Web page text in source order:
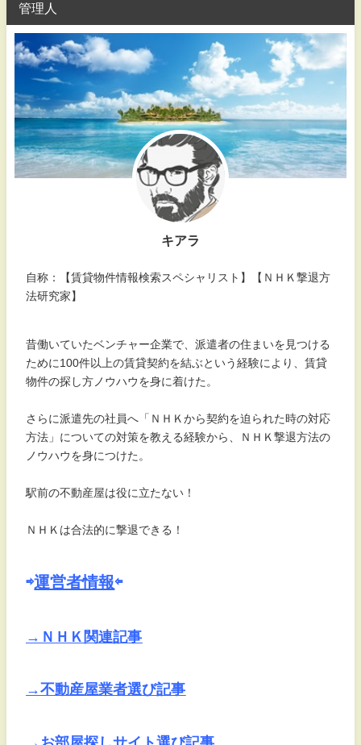
管理人
キアラ
自称：【賃貸物件情報検索スペシャリスト】【ＮＨＫ撃退方
法研究家】
昔働いていたベンチャー企業で、派遣者の住まいを見つける
ために100件以上の賃貸契約を結ぶという経験により、賃貸
物件の探し方ノウハウを身に着けた。
さらに派遣先の社員へ「ＮＨＫから契約を迫られた時の対応
方法」についての対策を教える経験から、ＮＨＫ撃退方法の
ノウハウを身につけた。
駅前の不動産屋は役に立たない！
ＮＨＫは合法的に撃退できる！
⇨運営者情報⇦
→ＮＨＫ関連記事
→不動産屋業者選び記事